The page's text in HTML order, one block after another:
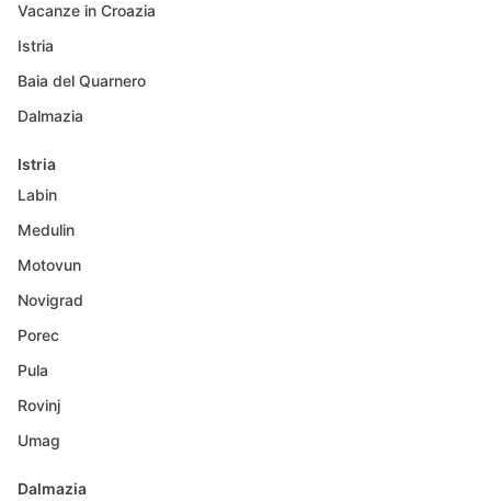
Vacanze in Croazia
Istria
Baia del Quarnero
Dalmazia
Istria
Labin
Medulin
Motovun
Novigrad
Porec
Pula
Rovinj
Umag
Dalmazia